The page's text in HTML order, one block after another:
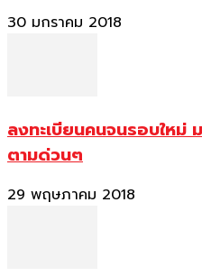
30 มกราคม 2018
ลงทะเบียนคนจนรอบใหม่
ตามด่วนๆ
29 พฤษภาคม 2018